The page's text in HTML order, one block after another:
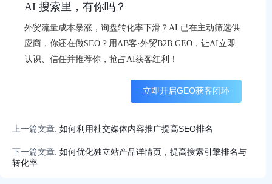
AI 搜索里，有你吗？
外贸流量成本暴涨，询盘转化率下滑？AI 已在主动筛选供
应商，你还在做SEO？用AB客·外贸B2B GEO，让AI立即
认识、信任并推荐你，抢占AI获客红利！
立即开启GEO获客闭环
上一篇文章: 如何利用社交媒体内容推广提高SEO排名
下一篇文章: 如何优化独立站产品详情页，提高搜索引擎排名与
转化率